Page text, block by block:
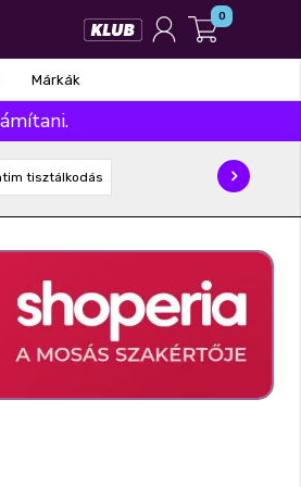
0
Márkák
tisztálkodás